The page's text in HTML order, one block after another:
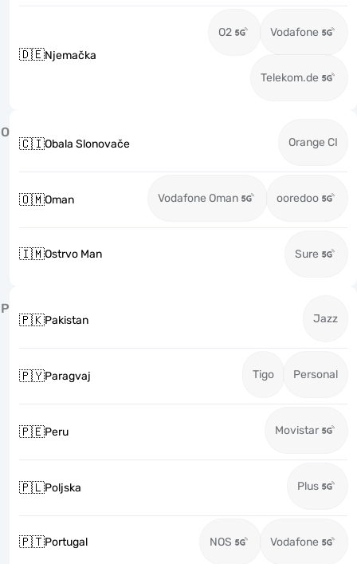
🇩🇪Njemačka
O2 Vodafone
Telekom.de
O
🇨🇮Obala Slonovače Orange CI
🇴🇲Oman Vodafone Oman ooredoo
🇮🇲Ostrvo Man Sure
P
🇵🇰Pakistan Jazz
🇵🇾Paragvaj Tigo Personal
🇵🇪Peru Movistar
🇵🇱Poljska Plus
🇵🇹Portugal NOS Vodafone